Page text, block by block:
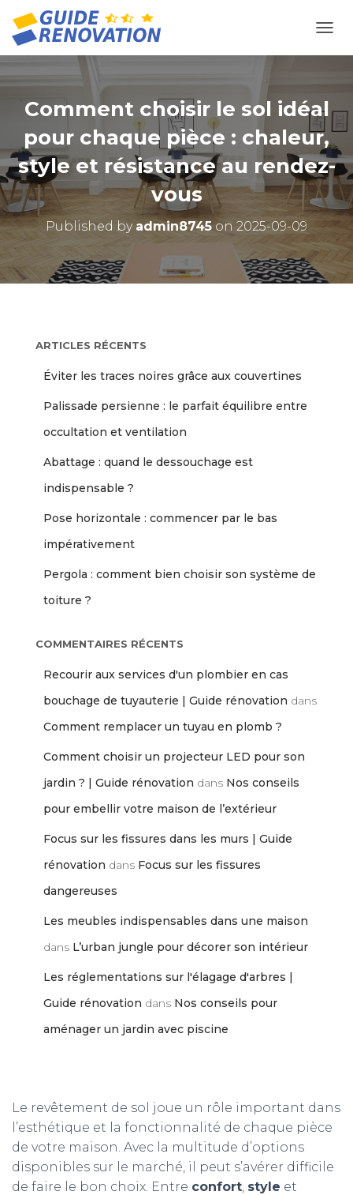
Comment choisir le sol idéal
pour chaque pièce : chaleur,
style et résistance au rendez-
vous
Published by admin8745 on 2025-09-09
ARTICLES RÉCENTS
Éviter les traces noires grâce aux couvertines
Palissade persienne : le parfait équilibre entre
occultation et ventilation
Abattage : quand le dessouchage est
indispensable ?
Pose horizontale : commencer par le bas
impérativement
Pergola : comment bien choisir son système de
toiture ?
COMMENTAIRES RÉCENTS
Recourir aux services d'un plombier en cas
bouchage de tuyauterie | Guide rénovation dans
Comment remplacer un tuyau en plomb ?
Comment choisir un projecteur LED pour son
jardin ? | Guide rénovation dans Nos conseils
pour embellir votre maison de l’extérieur
Focus sur les fissures dans les murs | Guide
rénovation dans Focus sur les fissures
dangereuses
Les meubles indispensables dans une maison
dans L’urban jungle pour décorer son intérieur
Les réglementations sur l'élagage d'arbres |
Guide rénovation dans Nos conseils pour
aménager un jardin avec piscine
Le revêtement de sol joue un rôle important dans
l’esthétique et la fonctionnalité de chaque pièce
de votre maison. Avec la multitude d’options
disponibles sur le marché, il peut s’avérer difficile
de faire le bon choix. Entre confort, style et